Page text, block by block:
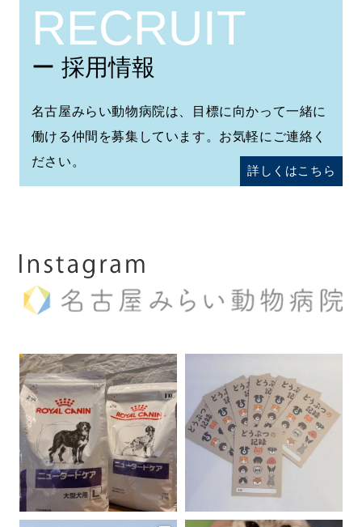
RECRUIT
ー 採用情報
名古屋みらい動物病院は、目標に向かって一緒に
働ける仲間を募集しています。お気軽にご連絡く
ださい。
詳しくはこちら